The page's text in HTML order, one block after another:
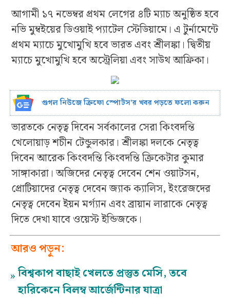
আগামী ১৭ নভেম্বর প্রথম লেগের ৪টি ম্যাচ অনুষ্ঠিত হবে
নভি মুম্বইয়ের ডিওয়াই প্যাটেল স্টেডিয়ামে। এ টুর্নামেন্টে
প্রথম ম্যাচে মুখোমুখি হবে ভারত এবং শ্রীলঙ্কা। দ্বিতীয়
ম্যাচে মুখোমুখি হবে অস্ট্রেলিয়া এবং সাউথ আফ্রিকা।
গুগল নিউজে ক্রিফো স্পোর্টস’র খবর পড়তে ফলো করুন
ভারতকে নেতৃত্ব দিবেন সর্বকালের সেরা কিংবদন্তি
খেলোয়াড় শচীন টেন্ডুলকার। শ্রীলঙ্কা দলকে নেতৃত্ব
দিবেন আরেক কিংবদন্তি কিংবদন্তি ক্রিকেটার কুমার
সাঙ্গাকারা। অজিদের নেতৃত্ব দেবেন শেন ওয়াটসন,
প্রোটিয়াদের নেতৃত্ব দেবেন জ্যাক ক্যালিস, ইংরেজদের
নেতৃত্ব দেবেন ইয়ন মর্গ্যান এবং ব্রায়ান লারাকে নেতৃত্ব
দিতে দেখা যাবে ওয়েস্ট ইন্ডিজকে।
আরও পড়ুন:
»বিশ্বকাপ বাছাই খেলতে প্রস্তুত মেসি, তবে
হারিকেনে বিলম্ব আর্জেন্টিনার যাত্রা